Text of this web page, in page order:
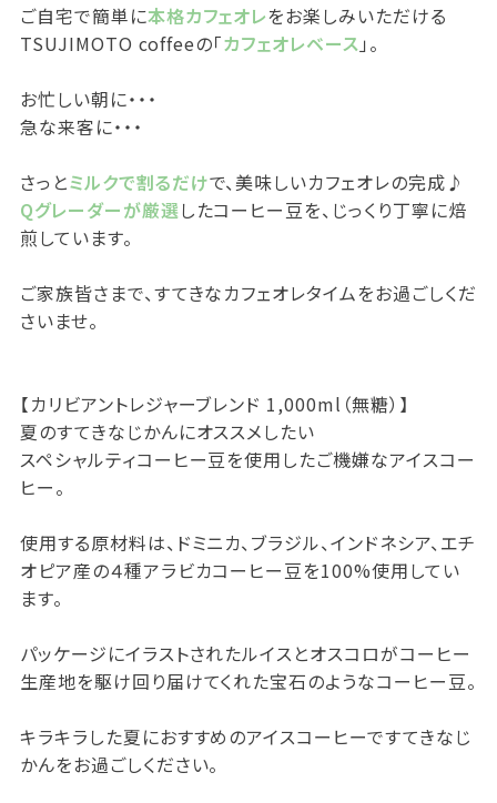
ご自宅で簡単に本格カフェオレをお楽しみいただける
TSUJIMOTO coffeeの「カフェオレベース 」。
お忙しい朝に・・・
急な来客に・・・
さっとミルクで割るだけで、美味しいカフェオレの完成♪
Qグレーダーが厳選したコーヒー豆を、じっくり丁寧に焙
煎しています。
ご家族皆さまで、すてきなカフェオレタイムをお過ごしくだ
さいませ。
【カリビアントレジャーブレンド 1,000ml（無糖）】
夏のすてきなじかんにオススメしたい
スペシャルティコーヒー豆を使用したご機嫌なアイスコー
ヒー。
使用する原材料は、ドミニカ、ブラジル、インドネシア、エチ
オピア産の４種アラビカコーヒー豆を100%使用してい
ます。
パッケージにイラストされたルイスとオスコロがコーヒー
生産地を駆け回り届けてくれた宝石のようなコーヒー豆。
キラキラした夏におすすめのアイスコーヒーですてきなじ
かんをお過ごしください。